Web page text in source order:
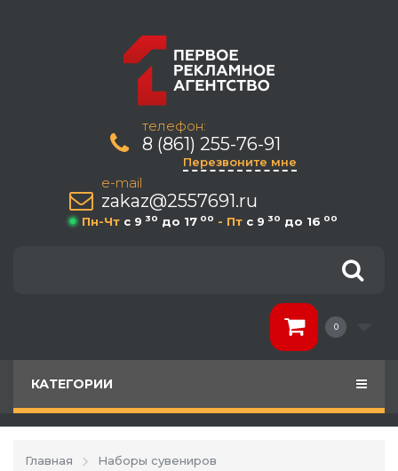
телефон:
8 (861) 255-76-91
Перезвоните мне
e-mail
zakaz@2557691.ru
Пн-Чт c 9 30 до 17 00 - Пт c 9 30 до 16 00
0
КАТЕГОРИИ
Главная
Наборы сувениров